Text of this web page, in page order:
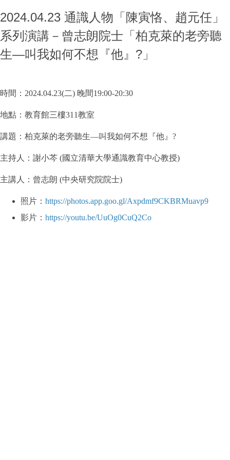
2024.04.23 通識人物「陳寅恪、趙元任」
系列演講－曾志朗院士「柏克萊的老旁聽
生—叫我如何不想『他』?」
時間：2024.04.23(二) 晚間19:00-20:30
地點：教育館三樓311教室
講題：柏克萊的老旁聽生—叫我如何不想『他』?
主持人：謝小芩 (國立清華大學通識教育中心教授)
主講人：曾志朗 (中央研究院院士)
照片： https://photos.app.goo.gl/Axpdmf9CKBRMuavp9
影片： https://youtu.be/UuOg0CuQ2Co